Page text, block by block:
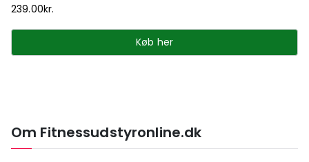
239.00kr.
Køb her
Om Fitnessudstyronline.dk